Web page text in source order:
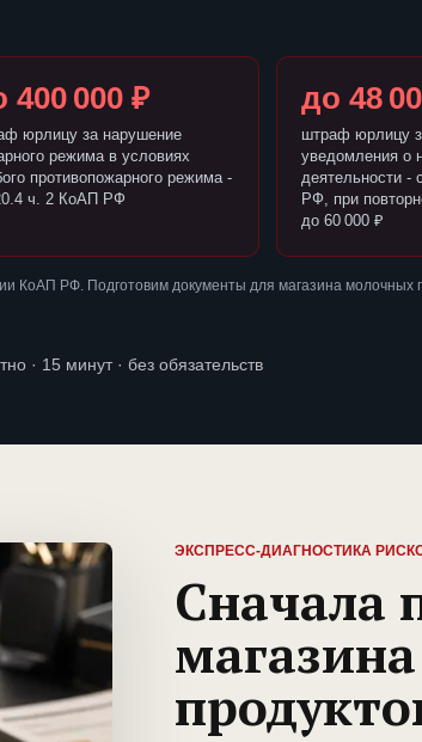
400 000 ₽
юрлицу за нарушение
режима в условиях
противопожарного режима -
ч. 2 КоАП РФ
до 48
штраф юрлицу
уведомления о
деятельности -
РФ, при
до 60 000 ₽
КоАП РФ. Подготовим документы для магазина
· 15 минут · без обязательств
ЭКСПРЕСС-ДИАГНОСТИКА
Сначала